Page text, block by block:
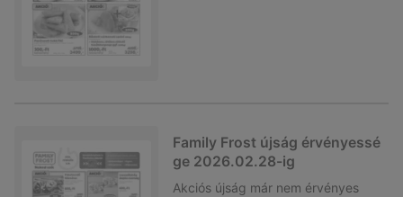
Family Frost újság érvényessé
ge 2026.02.28-ig
Akciós újság már nem érvényes